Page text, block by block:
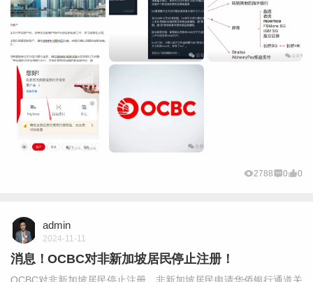
2788 0 0
admin
2024-11-11
消息！OCBC对非新加坡居民停止注册！